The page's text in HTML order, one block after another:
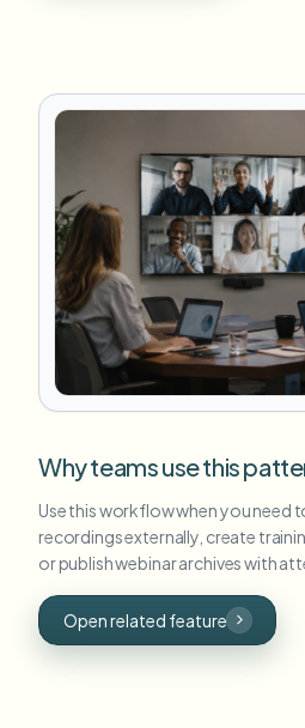
Why teams use this
Use this workflow when you need
recordings externally, create
or publish webinar archives with
Open related feature